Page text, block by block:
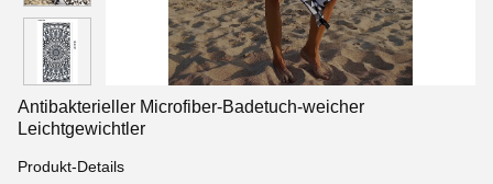
Antibakterieller Microfiber-Badetuch-weicher
Leichtgewichtler
Produkt-Details